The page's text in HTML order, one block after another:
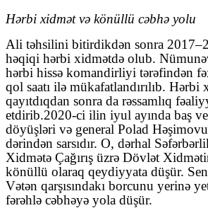
Hərbi xidmət və könüllü cəbhə yolu
Ali təhsilini bitirdikdən sonra
həqiqi hərbi xidmətdə olub.
hərbi hissə komandirliyi tərəfindən
qol saatı ilə mükafatlandırılıb. Hərbi
qayıtdıqdan sonra da rəssamlıq
etdirib.2020-ci ilin iyul ayında baş
döyüşləri və general Polad
dərindən sarsıdır. O, dərhal
Xidmətə Çağırış üzrə Dövlət
könüllü olaraq qeydiyyata düşür.
Vətən qarşısındakı borcunu yerinə
fərəhlə cəbhəyə yola düşür.